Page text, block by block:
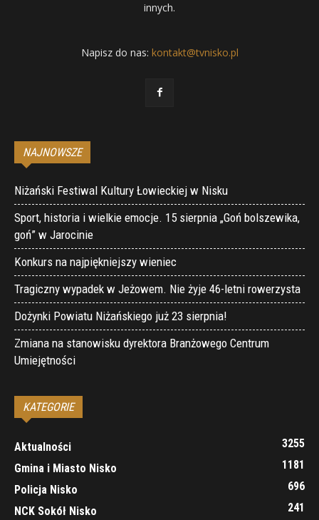
innych.
Napisz do nas: kontakt@tvnisko.pl
NAJNOWSZE
Niżański Festiwal Kultury Łowieckiej w Nisku
Sport, historia i wielkie emocje. 15 sierpnia „Goń bolszewika,
goń” w Jarocinie
Konkurs na najpiękniejszy wieniec
Tragiczny wypadek w Jeżowem. Nie żyje 46-letni rowerzysta
Dożynki Powiatu Niżańskiego już 23 sierpnia!
Zmiana na stanowisku dyrektora Branżowego Centrum
Umiejętności
KATEGORIE
Aktualności
3255
Gmina i Miasto Nisko
1181
Policja Nisko
696
NCK Sokół Nisko
241